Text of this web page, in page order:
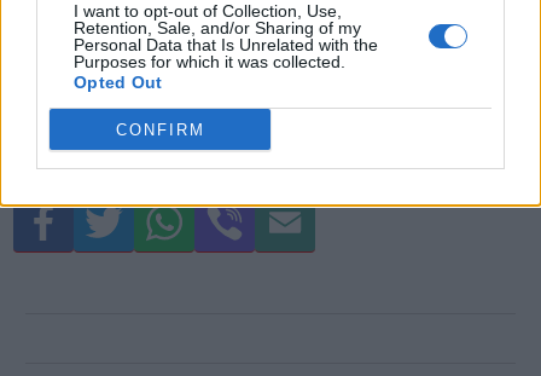
I want to opt-out of Collection, Use,
Retention, Sale, and/or Sharing of my
Personal Data that Is Unrelated with the
Purposes for which it was collected.
Opted Out
CONFIRM
και άνετη οδήγηση σε αστικές και
υπεραστικές διαδρομές.
Toyota Prius